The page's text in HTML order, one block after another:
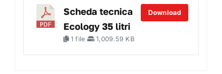
Scheda tecnica
Ecology 35 litri
1 file 1,009.59 KB
Download